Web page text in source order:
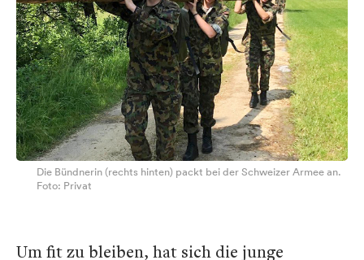
Die Bündnerin (rechts hinten) packt bei der Schweizer Armee an.
Foto: Privat
Um fit zu bleiben, hat sich die junge